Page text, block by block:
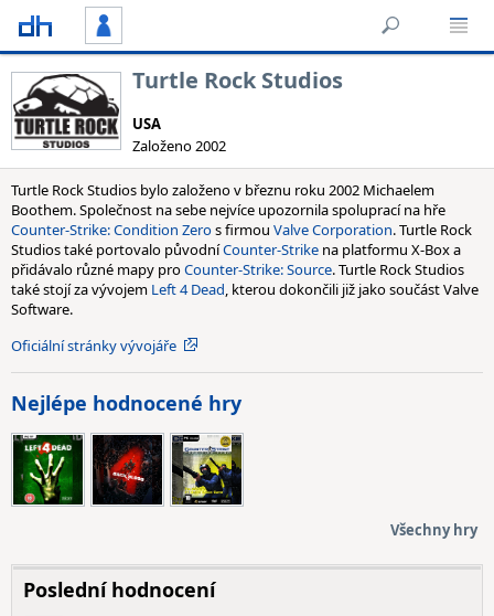
Turtle Rock Studios
USA
Založeno 2002
Turtle Rock Studios bylo založeno v březnu roku 2002 Michaelem
Boothem. Společnost na sebe nejvíce upozornila spoluprací na hře
Counter-Strike: Condition Zeros firmou Valve Corporation. Turtle Rock
Studios také portovalo původníCounter-Strike na platformu X-Box a
přidávalo různé mapy proCounter-Strike: Source. Turtle Rock Studios
také stojí za vývojem Left 4 Dead, kterou dokončili již jako součást Valve
Software.
Oficiální stránky vývojáře
Nejlépe hodnocené hry
Všechny hry
Poslední hodnocení